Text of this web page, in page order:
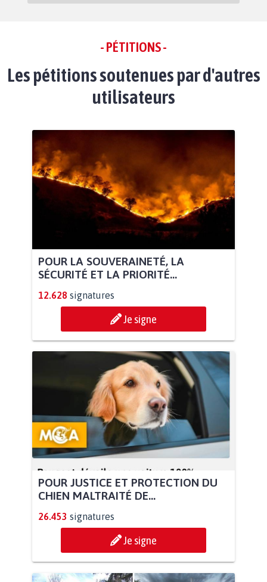
- PÉTITIONS -
Les pétitions soutenues par d'autres
utilisateurs
POUR LA SOUVERAINETÉ, LA
SÉCURITÉ ET LA PRIORITÉ...
12.628 signatures
Je signe
POUR JUSTICE ET PROTECTION DU
CHIEN MALTRAITÉ DE...
26.453 signatures
Je signe